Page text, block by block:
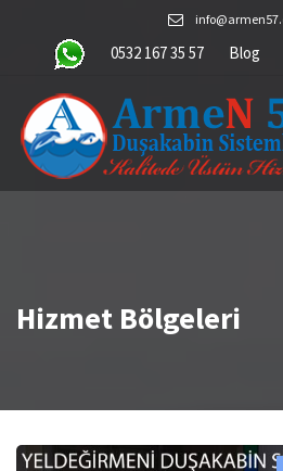
content
0532 167 35 57 Blog
Hizmet Bölgeleri